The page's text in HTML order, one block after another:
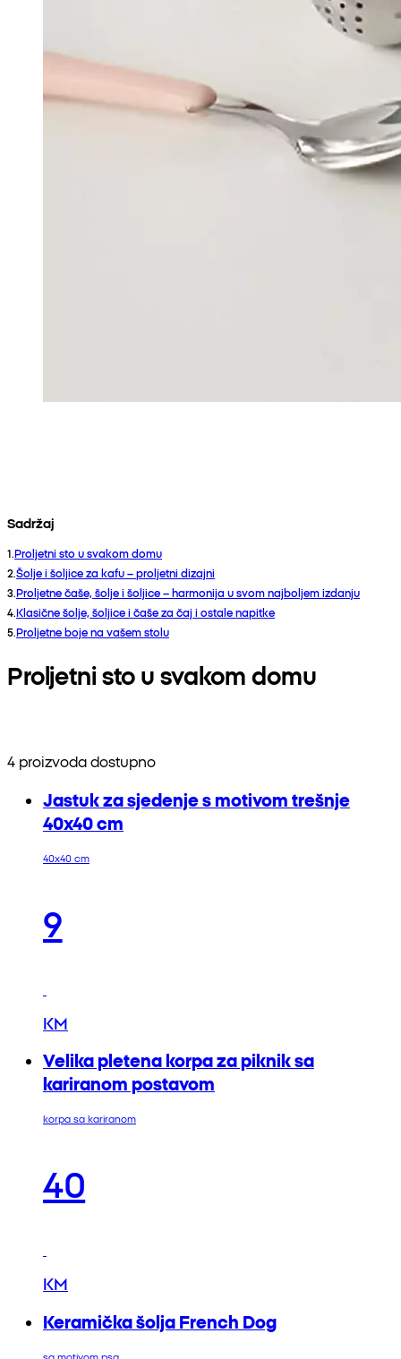
Sadržaj
1.Proljetni sto u svakom domu
2.Šolje i šoljice za kafu – proljetni dizajni
3.Proljetne čaše, šolje i šoljice – harmonija u svom najboljem izdanju
4.Klasične šolje, šoljice i čaše za čaj i ostale napitke
5.Proljetne boje na vašem stolu
Proljetni sto u svakom domu
4 proizvoda dostupno
Jastuk za sjedenje s motivom trešnje
40x40 cm
40x40 cm
9
KM
Velika pletena korpa za piknik sa
kariranom postavom
korpa sa kariranom
40
KM
Keramička šolja French Dog
sa motivom psa